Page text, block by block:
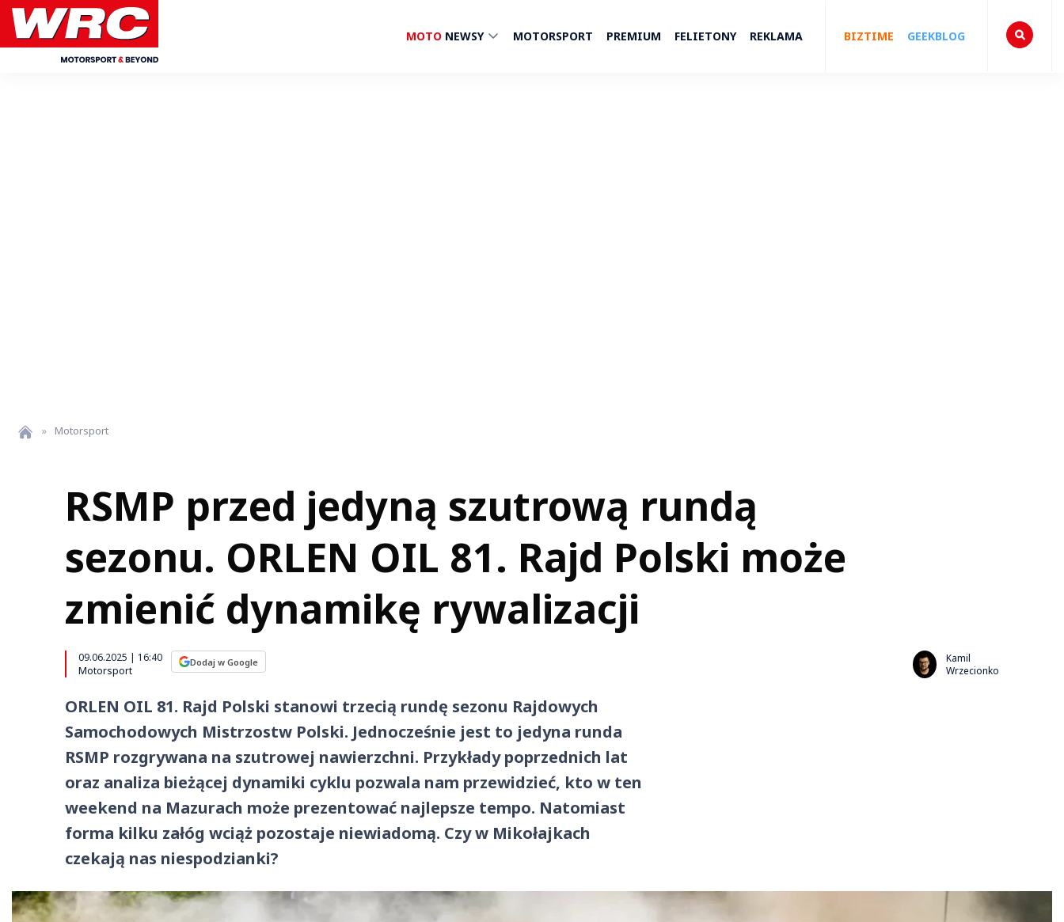
MOTO NEWSY MOTORSPORT PREMIUM FELIETONY REKLAMA BIZTIME GEEKBLOG
» Motorsport
RSMP przed jedyną szutrową rundą
sezonu. ORLEN OIL 81. Rajd Polski może
zmienić dynamikę rywalizacji
09.06.2025 | 16:40
Motorsport
Dodaj w Google
Kamil
Wrzecionko
ORLEN OIL 81. Rajd Polski stanowi trzecią rundę sezonu Rajdowych
Samochodowych Mistrzostw Polski. Jednocześnie jest to jedyna runda
RSMP rozgrywana na szutrowej nawierzchni. Przykłady poprzednich lat
oraz analiza bieżącej dynamiki cyklu pozwala nam przewidzieć, kto w ten
weekend na Mazurach może prezentować najlepsze tempo. Natomiast
forma kilku załóg wciąż pozostaje niewiadomą. Czy w Mikołajkach
czekają nas niespodzianki?